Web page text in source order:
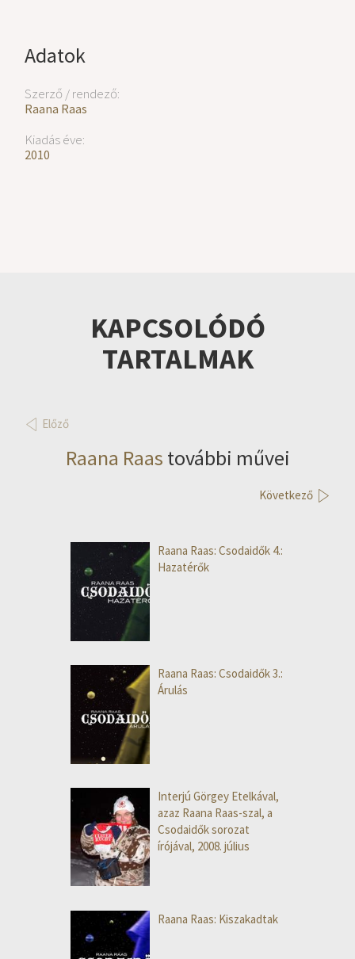
Adatok
Szerző / rendező:
Raana Raas
Kiadás éve:
2010
KAPCSOLÓDÓ
TARTALMAK
Előző
Raana Raas további művei
Következő
Raana Raas: Csodaidők 4.:
Hazatérők
Raana Raas: Csodaidők 3.:
Árulás
Interjú Görgey Etelkával,
azaz Raana Raas-szal, a
Csodaidők sorozat
írójával, 2008. július
Raana Raas: Kiszakadtak